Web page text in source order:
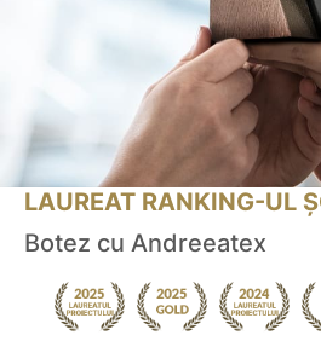
LAUREAT RANKING-UL
Botez cu Andreeatex